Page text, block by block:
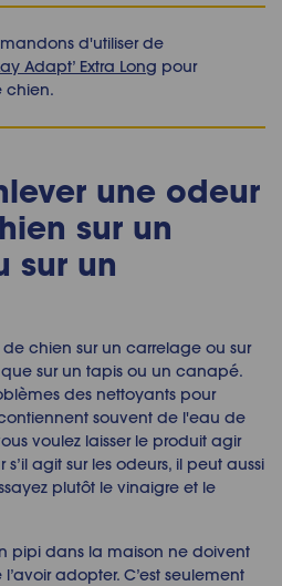
d'utiliser de
Adapt’ Extra Long pour
chien.
une odeur
sur un
sur un
de chien sur un carrelage ou sur
sur un tapis ou un canapé.
des nettoyants pour
souvent de l'eau de
voulez laisser le produit agir
agit sur les odeurs, il peut aussi
plutôt le vinaigre et le
pipi dans la maison ne doivent
adopter. C’est seulement